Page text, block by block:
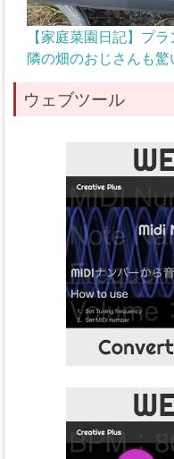
【家庭菜園日記】プ
隣の畑のおじさんも
ウェブツール